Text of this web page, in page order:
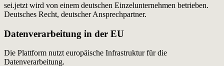
sei.jetzt wird von einem deutschen Einzelunternehmen betrieben.
Deutsches Recht, deutscher Ansprechpartner.
Datenverarbeitung in der EU
Die Plattform nutzt europäische Infrastruktur für die
Datenverarbeitung.